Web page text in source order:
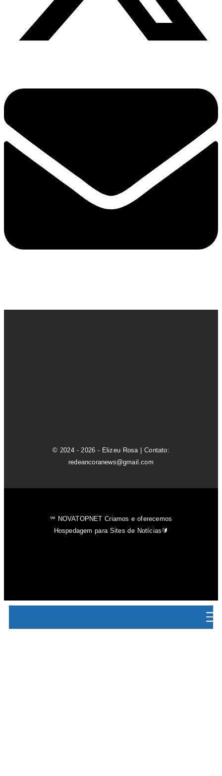
© 2024 - 2026 - Elizeu Rosa | Contato:
redeancoranews@gmail.com
℠ NOVATOPNET Criamos e oferecemos
Hospedagem para Sites de Notícias🔰